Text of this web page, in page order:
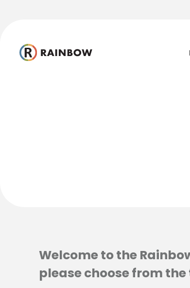
Welcome to the
please choose from